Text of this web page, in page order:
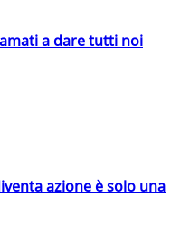
a dare tutti noi
azione è solo una